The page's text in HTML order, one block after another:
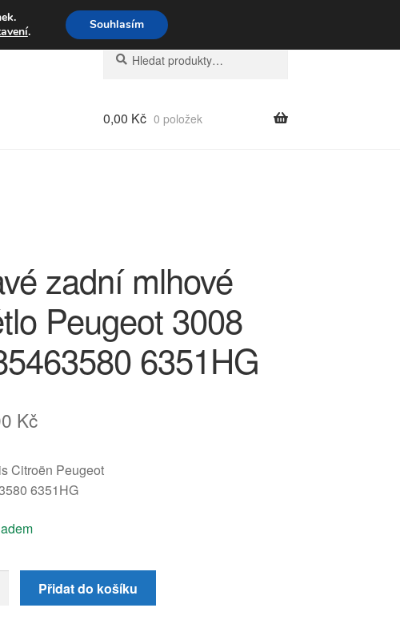
po-pá 9-16 704 494 494
Hledat:
Hledat
0,00 Kč 0 položek
zadní mlhové
Peugeot 3008
6351HG
Kč
Citroën Peugeot
6351HG
Přidat do košíku
. Souhlasím